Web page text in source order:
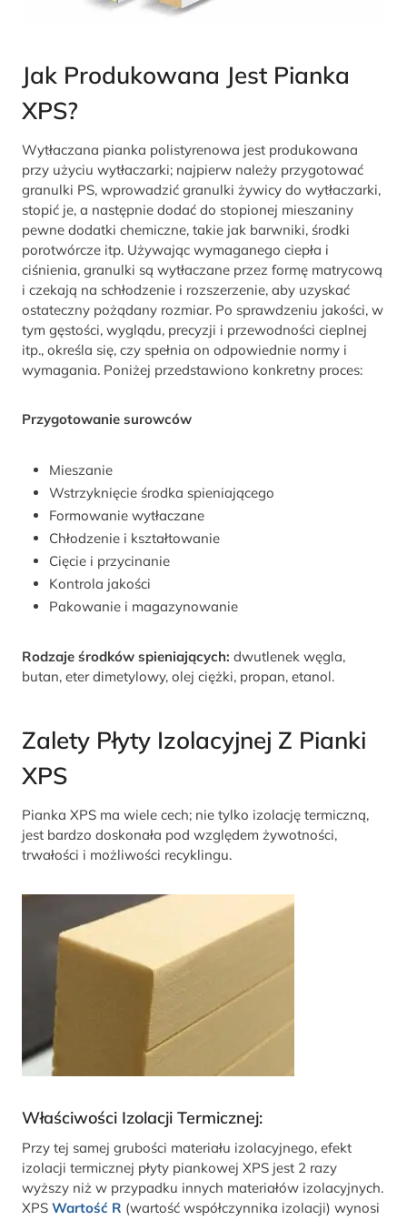
Jak Produkowana Jest Pianka
XPS?
Wytłaczana pianka polistyrenowa jest produkowana
przy użyciu wytłaczarki; najpierw należy przygotować
granulki PS, wprowadzić granulki żywicy do wytłaczarki,
stopić je, a następnie dodać do stopionej mieszaniny
pewne dodatki chemiczne, takie jak barwniki, środki
porotwórcze itp. Używając wymaganego ciepła i
ciśnienia, granulki są wytłaczane przez formę matrycową
i czekają na schłodzenie i rozszerzenie, aby uzyskać
ostateczny pożądany rozmiar. Po sprawdzeniu jakości, w
tym gęstości, wyglądu, precyzji i przewodności cieplnej
itp., określa się, czy spełnia on odpowiednie normy i
wymagania. Poniżej przedstawiono konkretny proces:
Przygotowanie surowców
Mieszanie
Wstrzyknięcie środka spieniającego
Formowanie wytłaczane
Chłodzenie i kształtowanie
Cięcie i przycinanie
Kontrola jakości
Pakowanie i magazynowanie
Rodzaje środków spieniających: dwutlenek węgla,
butan, eter dimetylowy, olej ciężki, propan, etanol.
Zalety Płyty Izolacyjnej Z Pianki
XPS
Pianka XPS ma wiele cech; nie tylko izolację termiczną,
jest bardzo doskonała pod względem żywotności,
trwałości i możliwości recyklingu.
Właściwości Izolacji Termicznej:
Przy tej samej grubości materiału izolacyjnego, efekt
izolacji termicznej płyty piankowej XPS jest 2 razy
wyższy niż w przypadku innych materiałów izolacyjnych.
XPS Wartość R (wartość współczynnika izolacji) wynosi